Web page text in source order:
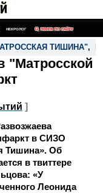
НЕКРОЛОГ ПОИСК ПО САЙТУ
ТИШИНА",
"Матросской
]
в СИЗО
Тишина». Об
в твиттере
«У
Леонида